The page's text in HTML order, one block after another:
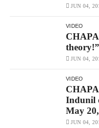
JUN 04,
VIDEO
JUN 04,
VIDEO
Indunil
May
JUN 04,